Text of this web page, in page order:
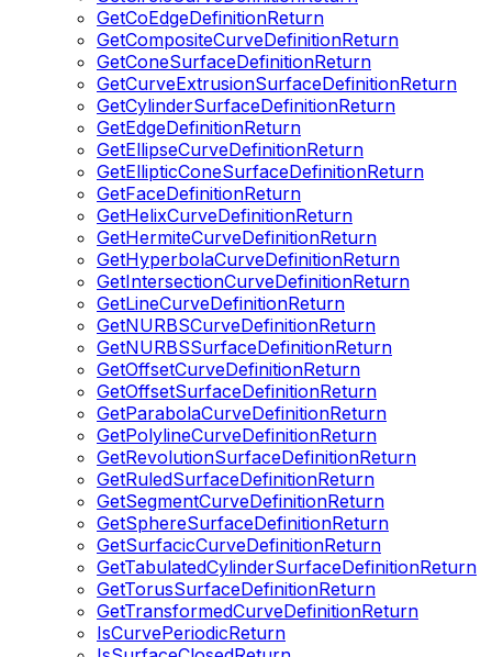
GetCoEdgeDefinitionReturn
GetCompositeCurveDefinitionReturn
GetConeSurfaceDefinitionReturn
GetCurveExtrusionSurfaceDefinitionReturn
GetCylinderSurfaceDefinitionReturn
GetEdgeDefinitionReturn
GetEllipseCurveDefinitionReturn
GetEllipticConeSurfaceDefinitionReturn
GetFaceDefinitionReturn
GetHelixCurveDefinitionReturn
GetHermiteCurveDefinitionReturn
GetHyperbolaCurveDefinitionReturn
GetIntersectionCurveDefinitionReturn
GetLineCurveDefinitionReturn
GetNURBSCurveDefinitionReturn
GetNURBSSurfaceDefinitionReturn
GetOffsetCurveDefinitionReturn
GetOffsetSurfaceDefinitionReturn
GetParabolaCurveDefinitionReturn
GetPolylineCurveDefinitionReturn
GetRevolutionSurfaceDefinitionReturn
GetRuledSurfaceDefinitionReturn
GetSegmentCurveDefinitionReturn
GetSphereSurfaceDefinitionReturn
GetSurfacicCurveDefinitionReturn
GetTabulatedCylinderSurfaceDefinitionReturn
GetTorusSurfaceDefinitionReturn
GetTransformedCurveDefinitionReturn
IsCurvePeriodicReturn